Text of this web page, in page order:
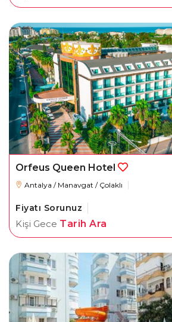
Orfeus Queen Hotel
Antalya / Manavgat / Çolaklı
Fiyatı Sorunuz
Kişi Gece Tarih Ara